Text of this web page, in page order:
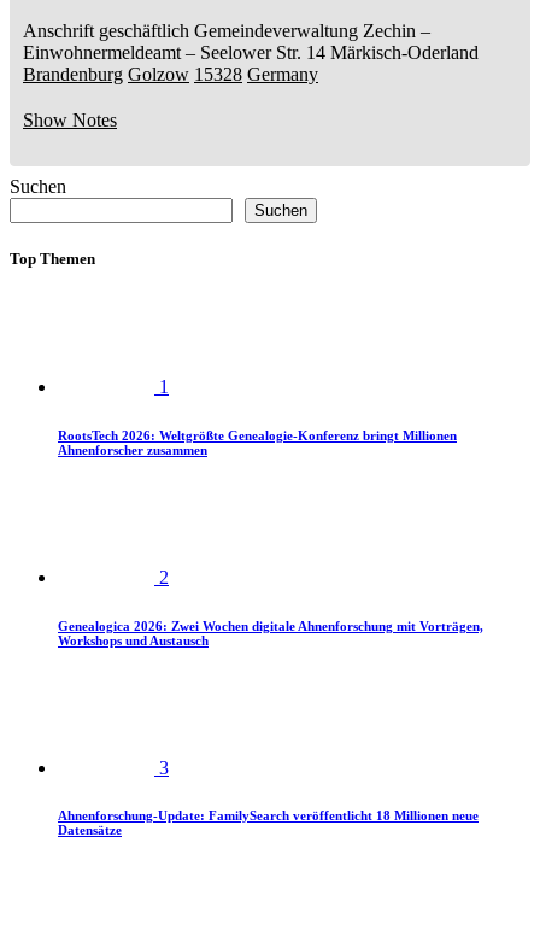
Anschrift geschäftlich Gemeindeverwaltung Zechin –
Einwohnermeldeamt – Seelower Str. 14 Märkisch-Oderland
Brandenburg Golzow 15328 Germany
Show Notes
Suchen
Suchen
Top Themen
1
RootsTech 2026: Weltgrößte Genealogie-Konferenz bringt Millionen
Ahnenforscher zusammen
2
Genealogica 2026: Zwei Wochen digitale Ahnenforschung mit Vorträgen,
Workshops und Austausch
3
Ahnenforschung-Update: FamilySearch veröffentlicht 18 Millionen neue
Datensätze